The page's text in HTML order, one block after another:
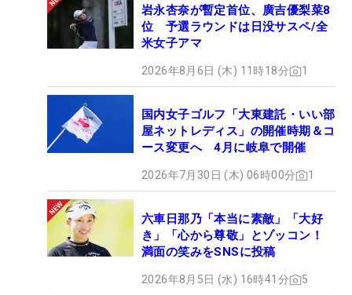
岩永杏奈が暫定首位、廣吉優梨菜8
位 予選ラウンドは日没サスペ/全
米女子アマ
2026年8月6日 (木) 11時18分 1
国内女子ゴルフ「大東建託・いい部
屋ネットレディス」の開催時期＆コ
ース変更へ 4月に岐阜で開催
2026年7月30日 (木) 06時00分 1
六車日那乃「本当に素敵」「大好
き」「心から尊敬」とゾッコン！
満面の笑みをSNSに投稿
2026年8月5日 (水) 16時41分 5